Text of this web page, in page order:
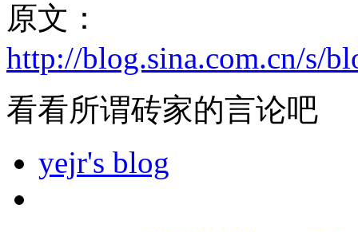
原文：
http://blog.sina.com.cn/s/
看看所谓砖家的言论吧
yejr's blog